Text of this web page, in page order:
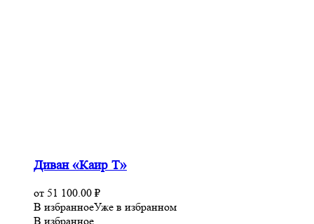
Диван «Каир Т»
от 51 100.00 ₽
В избранноеУже в избранном
В избранное